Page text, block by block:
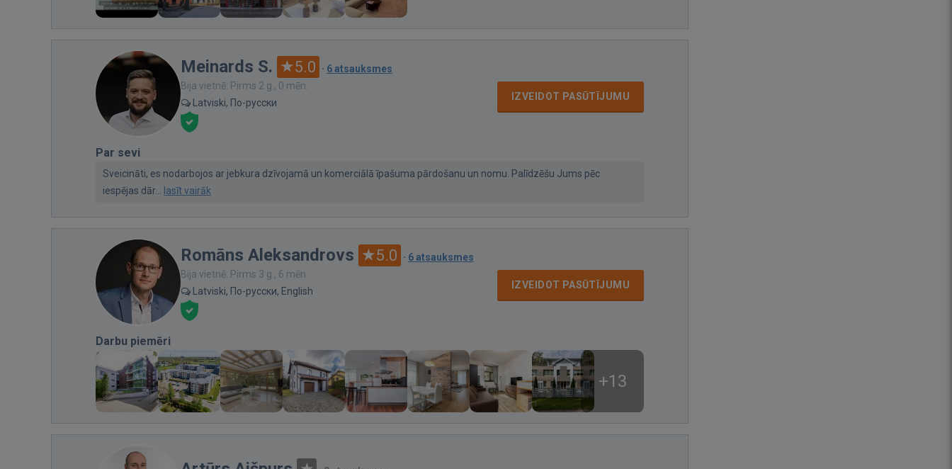
Meinards S. 5.0 · 6 atsauksmes
Bija vietnē: Pirms 2 g., 0 mēn.
Latviski, По-русски
IZVEIDOT PASŪTĪJUMU
Par sevi
Sveicināti, es nodarbojos ar jebkura dzīvojamā un komerciālā īpašuma pārdošanu un nomu. Palīdzēšu Jums pēc
iespējas dār... lasīt vairāk
Romāns Aleksandrovs 5.0 · 6 atsauksmes
Bija vietnē: Pirms 3 g., 6 mēn.
Latviski, По-русски, English
IZVEIDOT PASŪTĪJUMU
Darbu piemēri
+13